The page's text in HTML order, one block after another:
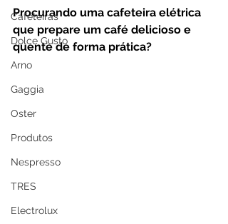
Cafeteiras
Dolce Gusto
Arno
Gaggia
Oster
Produtos
Nespresso
TRES
Electrolux
Procurando uma cafeteira elétrica
que prepare um café delicioso e
quente de forma prática?